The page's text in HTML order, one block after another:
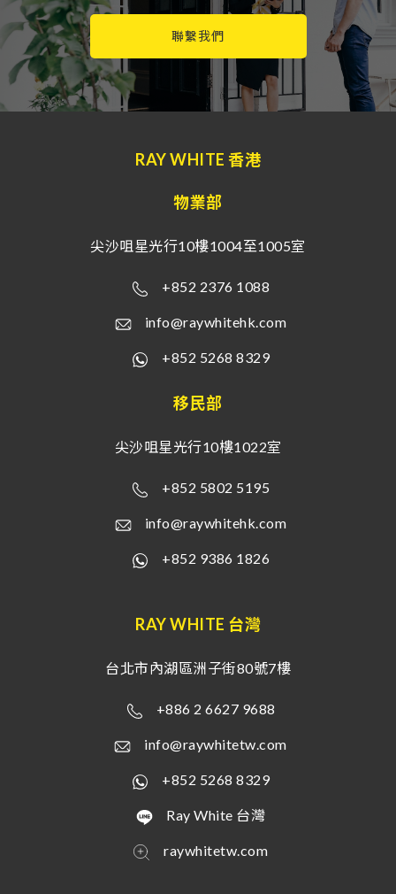
聯繫我們
RAY WHITE 香港
物業部
尖沙咀星光行10樓1004至1005室
+852 2376 1088
info@raywhitehk.com
+852 5268 8329
移民部
尖沙咀星光行10樓1022室
+852 5802 5195
info@raywhitehk.com
+852 9386 1826
RAY WHITE 台灣
台北市內湖區洲子街80號7樓
+886 2 6627 9688
info@raywhitetw.com
+852 5268 8329
Ray White 台灣
raywhitetw.com